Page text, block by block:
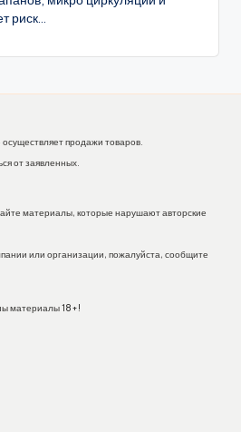
риск...
продажи товаров.
от заявленных.
материалы, которые нарушают авторские
или организации, пожалуйста, сообщите
материалы 18+!